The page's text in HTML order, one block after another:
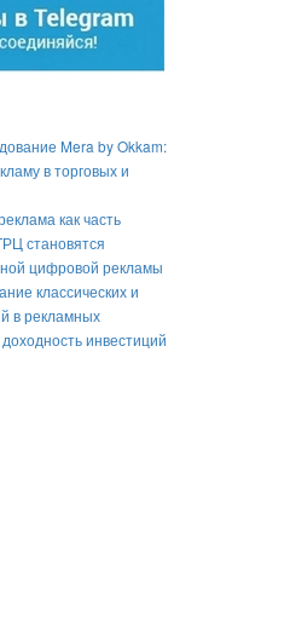
Mera by Okkam:
в торговых и
как часть
становятся
цифровой рекламы
классических и
в рекламных
инвестиций